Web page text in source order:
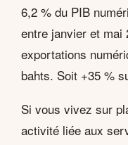
6,2 % du PIB
entre janvier et mai
exportations
bahts. Soit +35 %
Si vous vivez sur
activité liée aux